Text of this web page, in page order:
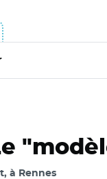
à Rennes